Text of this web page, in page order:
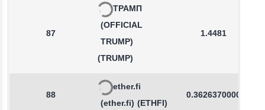
87
ТРАМП
(OFFICIAL
TRUMP)
(TRUMP)
1.4481
88
ether.fi
(ether.fi) (ETHFI)
0.3626370000